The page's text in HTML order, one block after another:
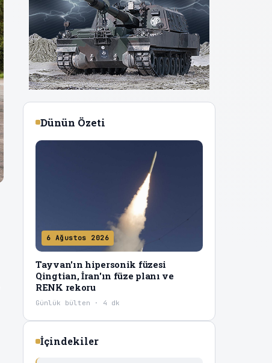
Dünün Özeti
6 Ağustos 2026
Tayvan'ın hipersonik füzesi
Qingtian, İran'ın füze planı ve
RENK rekoru
Günlük bülten · 4 dk
İçindekiler